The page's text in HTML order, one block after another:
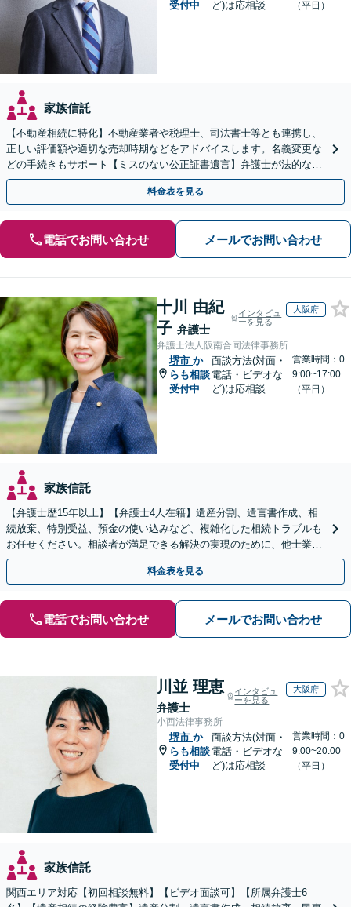
受付中
ど)は応相談
（平日）
家族信託
【不動産相続に特化】不動産業者や税理士、司法書士等とも連携し、
正しい評価額や適切な売却時期などをアドバイスします。名義変更な
どの手続きもサポート【ミスのない公正証書遺言】弁護士が法的な観
点から遺言書を作成します。
料金表を見る
電話でお問い合わせ メールでお問い合わせ
十川 由紀
子 弁護士
インタビュ
ーを見る
大阪府
弁護士法人阪南合同法律事務所
堺市 か
らも相談
受付中
面談方法(対面・
電話・ビデオな
ど)は応相談
営業時間：0
9:00~17:00
（平日）
家族信託
【弁護士歴15年以上】【弁護士4人在籍】遺産分割、遺言書作成、相
続放棄、特別受益、預金の使い込みなど、複雑化した相続トラブルも
お任せください。相談者が満足できる解決の実現のために、他士業と
連携し最善を尽くします【完全個室】
料金表を見る
電話でお問い合わせ メールでお問い合わせ
川並 理恵
弁護士
インタビュ
ーを見る
大阪府
小西法律事務所
堺市 か
らも相談
受付中
面談方法(対面・
電話・ビデオな
ど)は応相談
営業時間：0
9:00~20:00
（平日）
家族信託
関西エリア対応【初回相談無料】【ビデオ面談可】【所属弁護士6